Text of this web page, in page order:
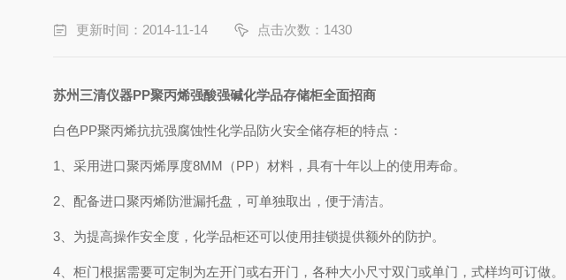
更新时间：2014-11-14 点击次数：1430
苏州三清仪器PP聚丙烯强酸强碱化学品存储柜全面招商
白色PP聚丙烯抗抗强腐蚀性化学品防火安全储存柜的特点：
1、 采用进口聚丙烯厚度8MM（PP）材料，具有十年以上的使用寿命。
2、 配备进口聚丙烯防泄漏托盘，可单独取出，便于清洁。
3、 为提高操作安全度，化学品柜还可以使用挂锁提供额外的防护。
4、 柜门根据需要可定制为左开门或右开门，各种大小尺寸双门或单门，式样均可订做。